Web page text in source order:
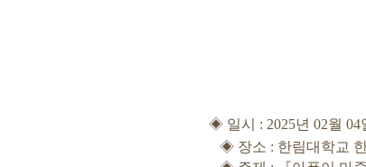
◈ 일시 : 2025년 02월 04
◈ 장소 : 한림대학교